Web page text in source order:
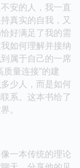
安的人，我一直
真实的自我，又
好满足了我的需
如何理解并接纳
属于自己的一席
量连接”的建
少人，而是如何
系。这本书给了
。
一本传统的理论